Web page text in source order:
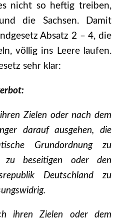
nicht so heftig treiben,
die Sachsen. Damit
Absatz 2 – 4, die
völlig ins Leere laufen.
sehr klar:
Zielen oder nach dem
darauf ausgehen, die
Grundordnung zu
zu beseitigen oder den
Deutschland zu
ihren Zielen oder dem